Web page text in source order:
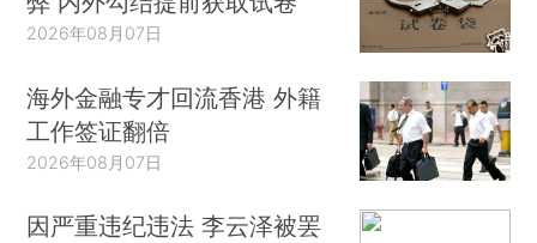
2026年08月07日
海外金融专才回流香港 外籍
工作签证翻倍
2026年08月07日
因严重违纪违法 李云泽被罢